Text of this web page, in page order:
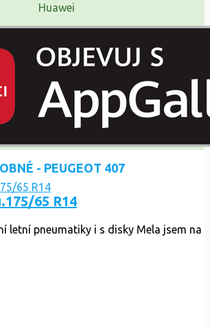
Huawei
- PEUGEOT 407
65 R14
letní pneumatiky i s disky Mela jsem na